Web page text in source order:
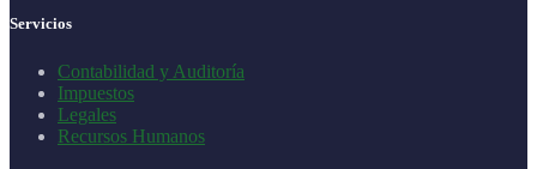
Servicios
Contabilidad y Auditoría
Impuestos
Legales
Recursos Humanos